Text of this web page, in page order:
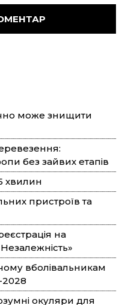
може знищити
без зайвих етапів
хвилин
пристроїв та
на
вболівальникам
2028
окуляри для